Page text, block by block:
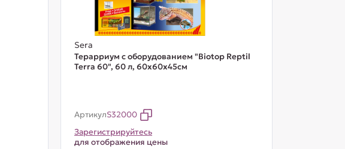
Sera
Терарриум с оборудованием "Biotop Reptil
Terra 60", 60 л, 60x60x45cм
АртикулS32000
Зарегистрируйтесь
для отображения цены